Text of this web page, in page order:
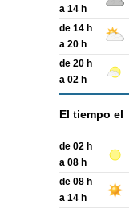
a 14 h
de 14 h
a 20 h
de 20 h
a 02 h
El tiempo el
de 02 h
a 08 h
de 08 h
a 14 h